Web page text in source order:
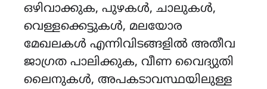
ഒഴിവാക്കുക, പുഴകൾ, ചാലുകൾ,
വെള്ളക്കെട്ടുകൾ, മലയോര
മേഖലകൾ എന്നിവിടങ്ങളിൽ അതീവ
ജാഗ്രത പാലിക്കുക, വീണ വൈദ്യുതി
ലൈനുകൾ, അപകടാവസ്ഥയിലുള്ള